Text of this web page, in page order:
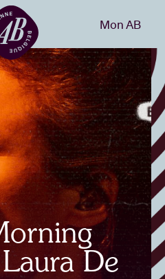
FRMon AB
De